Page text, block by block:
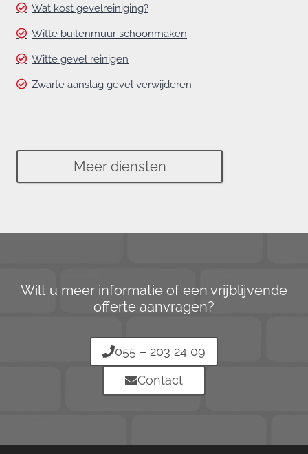
Wat kost gevelreiniging?
Witte buitenmuur schoonmaken
Witte gevel reinigen
Zwarte aanslag gevel verwijderen
Meer diensten
Wilt u meer informatie of een vrijblijvende
offerte aanvragen?
055 – 203 24 09
Contact